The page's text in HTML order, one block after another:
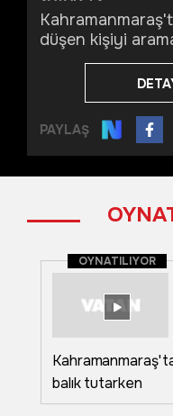
düşen kişiyi
PAYLAŞ
OYNATILIYOR
balık tutarken
nehre düşen kişiyi